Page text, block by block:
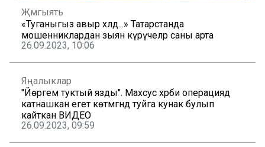
Җәмгыять
«Туганыгыз авыр хәлдә...» Татарстанда
мошенниклардан зыян күрүчеләр саны арта
26.09.2023, 10:06
Яңалыклар
"Йөрәгем туктый язды". Махсус хәрби операциядә
катнашкан егет көтмәгәндә туйга кунак булып
кайткан ВИДЕО
26.09.2023, 09:59